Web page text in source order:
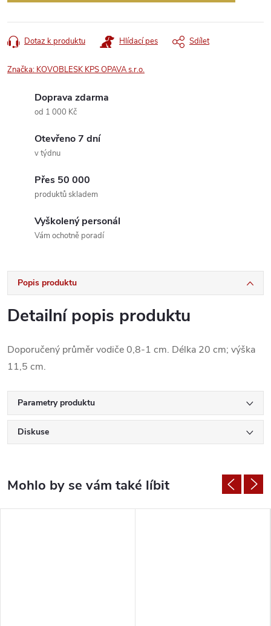
Dotaz k produktu Hlídací pes Sdílet
Značka: KOVOBLESK KPS OPAVA s.r.o.
Doprava zdarma
od 1 000 Kč
Otevřeno 7 dní
v týdnu
Přes 50 000
produktů skladem
Vyškolený personál
Vám ochotně poradí
Popis produktu
Detailní popis produktu
Doporučený průměr vodiče 0,8-1 cm. Délka 20 cm; výška
11,5 cm.
Parametry produktu
Diskuse